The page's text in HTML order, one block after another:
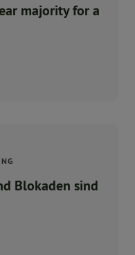
majority for a
Blokaden sind